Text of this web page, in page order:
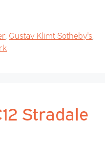
Gustav Klimt Sotheby's
Stradale